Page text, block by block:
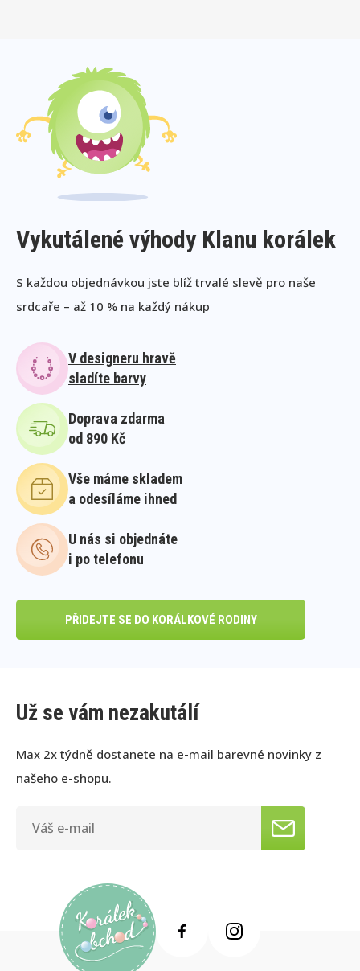
Vykutálené výhody Klanu korálek
S každou objednávkou jste blíž trvalé slevě pro naše
srdcaře – až 10 % na každý nákup
V designeru hravě
sladíte barvy
Doprava zdarma
od 890 Kč
Vše máme skladem
a odesíláme ihned
U nás si objednáte
i po telefonu
PŘIDEJTE SE DO KORÁLKOVÉ RODINY
Už se vám nezakutálí
Max 2x týdně dostanete na e-mail barevné novinky z
našeho e-shopu.